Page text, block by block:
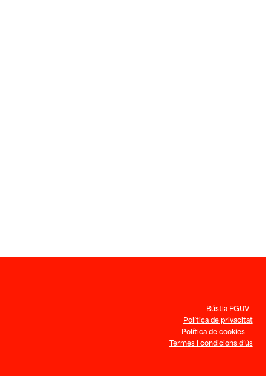
Bústia FGUV|
Política de privacitat
Política de cookies |
Termes i condicions d’ús